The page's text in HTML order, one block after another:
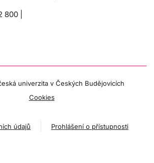
|
univerzita v Českých Budějovicích
Cookies
údajů Prohlášení o přístupnosti